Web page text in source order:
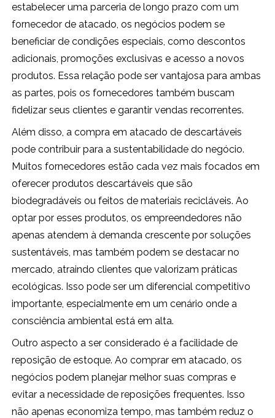
estabelecer uma parceria de longo prazo com um
fornecedor de atacado, os negócios podem se
beneficiar de condições especiais, como descontos
adicionais, promoções exclusivas e acesso a novos
produtos. Essa relação pode ser vantajosa para ambas
as partes, pois os fornecedores também buscam
fidelizar seus clientes e garantir vendas recorrentes.
Além disso, a compra em atacado de descartáveis
pode contribuir para a sustentabilidade do negócio.
Muitos fornecedores estão cada vez mais focados em
oferecer produtos descartáveis que são
biodegradáveis ou feitos de materiais recicláveis. Ao
optar por esses produtos, os empreendedores não
apenas atendem à demanda crescente por soluções
sustentáveis, mas também podem se destacar no
mercado, atraindo clientes que valorizam práticas
ecológicas. Isso pode ser um diferencial competitivo
importante, especialmente em um cenário onde a
consciência ambiental está em alta.
Outro aspecto a ser considerado é a facilidade de
reposição de estoque. Ao comprar em atacado, os
negócios podem planejar melhor suas compras e
evitar a necessidade de reposições frequentes. Isso
não apenas economiza tempo, mas também reduz o